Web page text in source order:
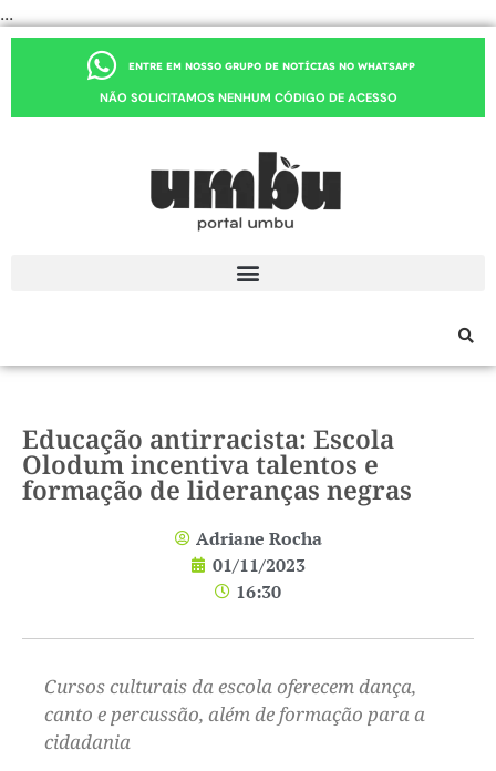
...
ENTRE EM NOSSO GRUPO DE NOTÍCIAS NO WHATSAPP
NÃO SOLICITAMOS NENHUM CÓDIGO DE ACESSO
Educação antirracista: Escola
Olodum incentiva talentos e
formação de lideranças negras
Adriane Rocha
01/11/2023
16:30
Cursos culturais da escola oferecem dança,
canto e percussão, além de formação para a
cidadania